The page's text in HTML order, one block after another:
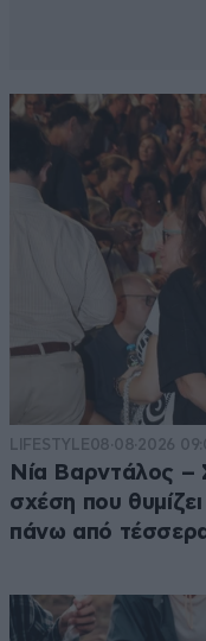
LIFESTYLE08·08·2026
Νία Βαρντάλος –
σχέση που
πάνω από